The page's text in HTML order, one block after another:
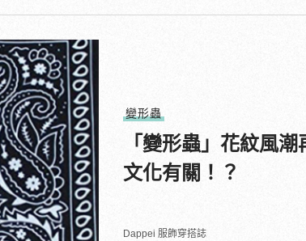
變形蟲
「變形蟲」花紋風
文化有關！？
Dappei 服飾穿搭誌